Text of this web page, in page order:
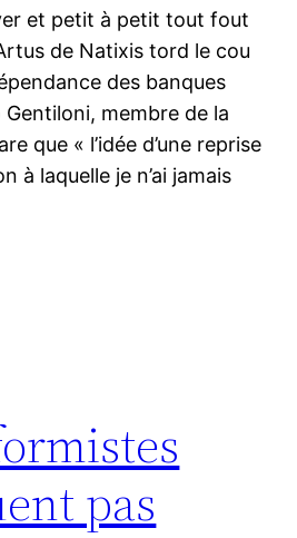
et petit à petit tout fout
de Natixis tord le cou
des banques
membre de la
que « l’idée d’une reprise
à laquelle je n’ai jamais
pas